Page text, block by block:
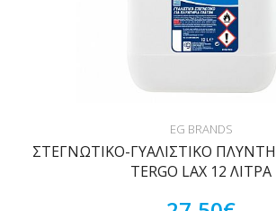
EG BRANDS
ΣΤΕΓΝΩΤΙΚΟ-ΓΥΑΛΙΣΤΙΚΟ
TERGO LAX 12 ΛΙΤΡΑ